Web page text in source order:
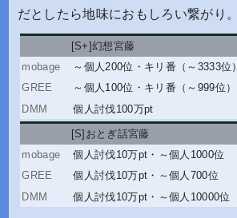
だとしたら地味におもしろい繋がり。
[S+]幻想宮藤
～個人200位 ・ キリ番（～3333位）
～個人100位 ・ キリ番（～999位）
個人討伐100万pt
[S]おとぎ話宮藤
個人討伐10万pt ・ ～個人1000位
個人討伐10万pt ・ ～個人700位
個人討伐10万pt ・ ～個人10000位